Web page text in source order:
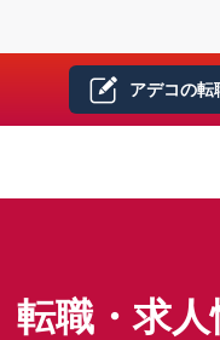
アデコの転
転職・求人